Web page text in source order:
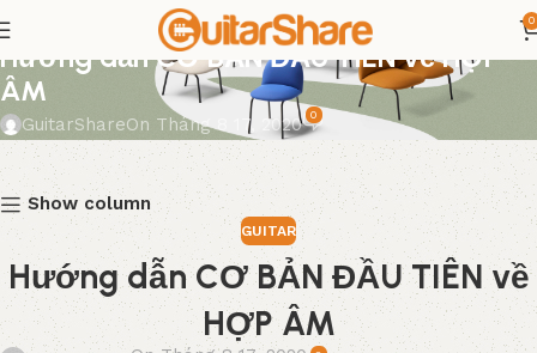
0
GUITAR
Hướng dẫn CƠ BẢN ĐẦU TIÊN về HỢP
ÂM
GuitarShareOn Tháng 8 17, 2020 0
Show column
GUITAR
Hướng dẫn CƠ BẢN ĐẦU TIÊN về
HỢP ÂM